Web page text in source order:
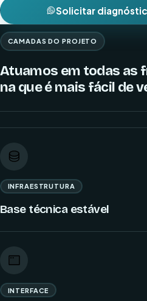
Solicitar
CAMADAS DO PROJETO
Atuamos em todas as
na que é mais fácil de
INFRAESTRUTURA
Base técnica estável
INTERFACE